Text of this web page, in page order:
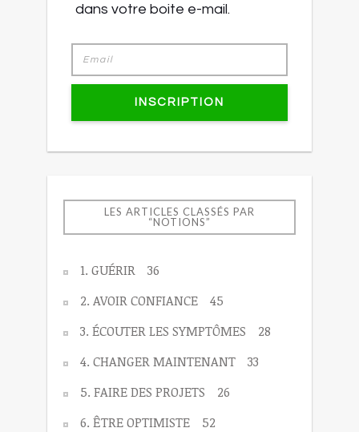
dans votre boite e-mail.
INSCRIPTION
LES ARTICLES CLASSÉS PAR
“NOTIONS”
1. GUÉRIR
36
2. AVOIR CONFIANCE
45
3. ÉCOUTER LES SYMPTÔMES
28
4. CHANGER MAINTENANT
33
5. FAIRE DES PROJETS
26
6. ÊTRE OPTIMISTE
52